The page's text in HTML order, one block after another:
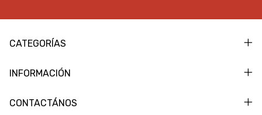
CATEGORÍAS
INFORMACIÓN
CONTACTÁNOS